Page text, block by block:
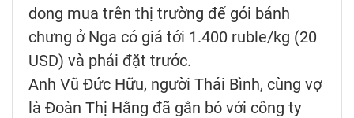
dong mua trên thị trường để gói bánh
chưng ở Nga có giá tới 1.400 ruble/kg (20
USD) và phải đặt trước.
Anh Vũ Đức Hữu, người Thái Bình, cùng vợ
là Đoàn Thị Hằng đã gắn bó với công ty